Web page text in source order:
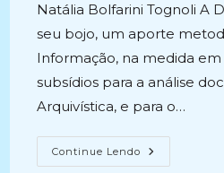
Natália Bolfarini Tognoli A
seu bojo, um aporte
Informação, na medida
subsídios para a análise
Arquivística, e para o…
Continue Lendo A